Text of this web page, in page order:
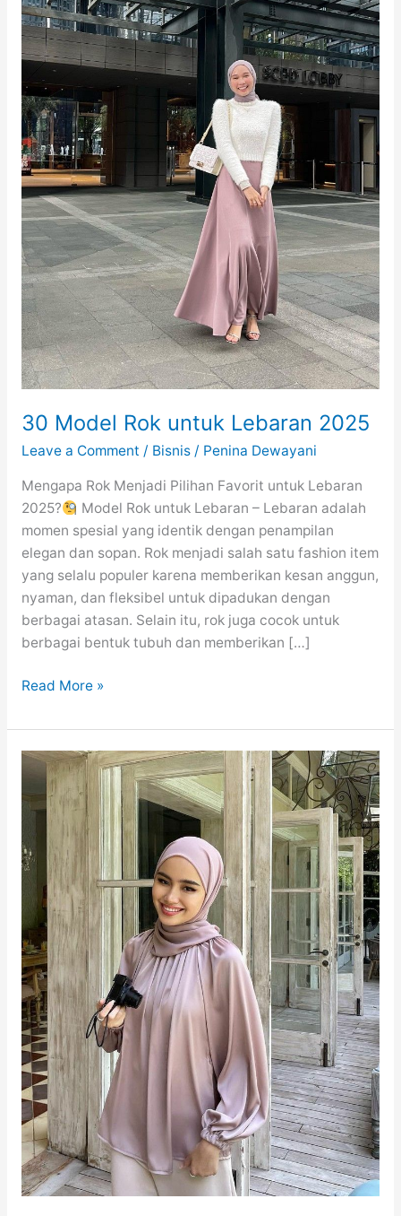
30 Model Rok untuk Lebaran 2025
Leave a Comment / Bisnis/ Penina Dewayani
Mengapa Rok Menjadi Pilihan Favorit untuk Lebaran
2025?
Model Rok untuk Lebaran – Lebaran adalah
momen spesial yang identik dengan penampilan
elegan dan sopan. Rok menjadi salah satu fashion item
yang selalu populer karena memberikan kesan anggun,
nyaman, dan fleksibel untuk dipadukan dengan
berbagai atasan. Selain itu, rok juga cocok untuk
berbagai bentuk tubuh dan memberikan […]
30
Rok
untuk
Lebaran
2025
Read More »